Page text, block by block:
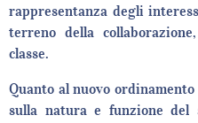
rappresentanza degli
terreno della
classe.
Quanto al nuovo
sulla natura e funzione del